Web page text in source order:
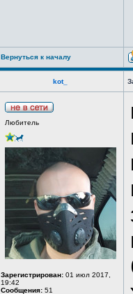
Вернуться к началу
kot_
Любитель
Зарегистрирован: 01 июл 2017,
19:42
Сообщения: 51